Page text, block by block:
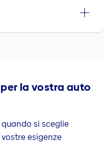
la vostra auto
si sceglie
esigenze